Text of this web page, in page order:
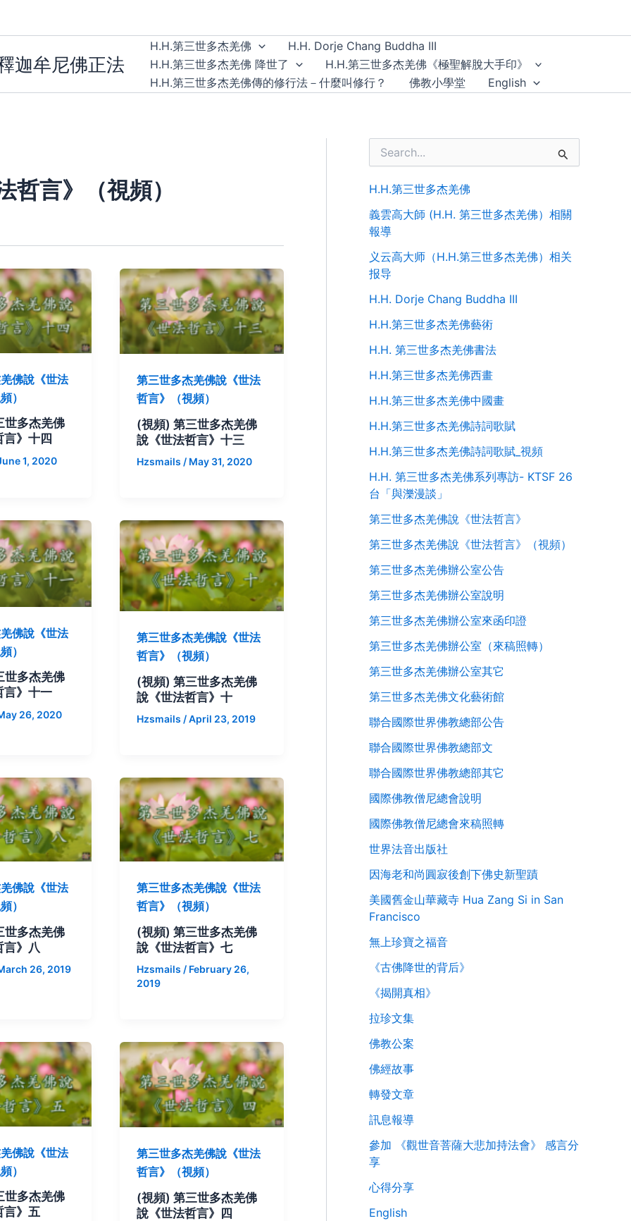
迦牟尼佛正法
H.H.第三世多杰羌佛
H.H. Dorje Chang Buddha III
H.H.第三世多杰羌佛 降世了
H.H.第三世多杰羌佛《極聖解脫大手印》
H.H.第三世多杰羌佛傳的修行法－什麼叫修行？
佛教小學堂 English
哲言》（視頻）
佛說《世法
）
世多杰羌佛
言》十四
1, 2020
第三世多杰羌佛說《世法
哲言》（視頻）
(視頻) 第三世多杰羌佛
說《世法哲言》十三
Hzsmails / May 31, 2020
佛說《世法
）
世多杰羌佛
言》十一
26, 2020
第三世多杰羌佛說《世法
哲言》（視頻）
(視頻) 第三世多杰羌佛
說《世法哲言》十
Hzsmails /April 23, 2019
佛說《世法
）
世多杰羌佛
言》八
26, 2019
第三世多杰羌佛說《世法
哲言》（視頻）
(視頻) 第三世多杰羌佛
說《世法哲言》七
Hzsmails / February 26,
2019
佛說《世法
）
世多杰羌佛
言》五
第三世多杰羌佛說《世法
哲言》（視頻）
(視頻) 第三世多杰羌佛
說《世法哲言》四
r
h
f
r
:
H.H.第三世多杰羌佛
義雲高大師 (H.H. 第三世多杰羌佛）相關
報導
义云高大师（H.H.第三世多杰羌佛）相关
报导
H.H. Dorje Chang Buddha III
H.H.第三世多杰羌佛藝術
H.H. 第三世多杰羌佛書法
H.H.第三世多杰羌佛西畫
H.H.第三世多杰羌佛中國畫
H.H.第三世多杰羌佛詩詞歌賦
H.H.第三世多杰羌佛詩詞歌賦_視頻
H.H. 第三世多杰羌佛系列專訪- KTSF 26
台「與濼漫談」
第三世多杰羌佛說《世法哲言》
第三世多杰羌佛說《世法哲言》（視頻）
第三世多杰羌佛辦公室公告
第三世多杰羌佛辦公室說明
第三世多杰羌佛辦公室來函印證
第三世多杰羌佛辦公室（來稿照轉）
第三世多杰羌佛辦公室其它
第三世多杰羌佛文化藝術館
聯合國際世界佛教總部公告
聯合國際世界佛教總部文
聯合國際世界佛教總部其它
國際佛教僧尼總會說明
國際佛教僧尼總會來稿照轉
世界法音出版社
因海老和尚圓寂後創下佛史新聖蹟
美國舊金山華藏寺 Hua Zang Si in San
Francisco
無上珍寶之福音
《古佛降世的背后》
《揭開真相》
拉珍文集
佛教公案
佛經故事
轉發文章
訊息報導
參加 《觀世音菩薩大悲加持法會》 感言分
享
心得分享
English